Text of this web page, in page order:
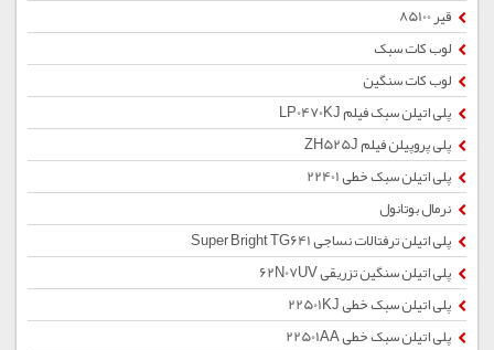
قیر 85100
لوب کات سبک
لوب کات سنگین
پلی اتیلن سبک فیلم LP0470KJ
پلی پروپیلن فیلم ZH525J
پلی اتیلن سبک خطی 22401
نرمال بوتانول
پلی اتیلن ترفتالات نساجی Super Bright TG641
پلی اتیلن سنگین تزریقی 62N07UV
پلی اتیلن سبک خطی 22501KJ
پلی اتیلن سبک خطی 22501AA